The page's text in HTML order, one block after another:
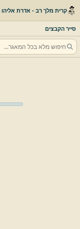
קרית מלך רב - אדרת אליהו
סייר הקבצים